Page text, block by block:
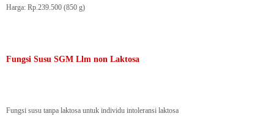
Harga: Rp.239.500 (850 g)
Fungsi Susu SGM Llm non Laktosa
Fungsi susu tanpa laktosa untuk individu intoleransi laktosa